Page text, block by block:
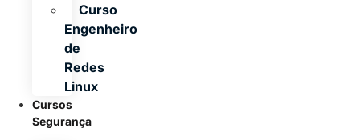
Curso
Engenheiro
de
Redes
Linux
Cursos
Segurança